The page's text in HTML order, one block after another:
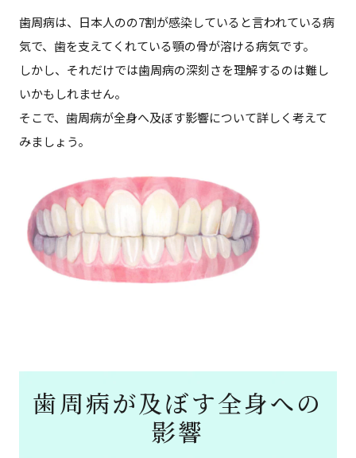
歯周病は、日本人のの7割が感染していると言われている病
気で、歯を支えてくれている顎の骨が溶ける病気です。
しかし、それだけでは歯周病の深刻さを理解するのは難し
いかもしれません。
そこで、歯周病が全身へ及ぼす影響について詳しく考えて
みましょう。
歯周病が及ぼす全身への
影響